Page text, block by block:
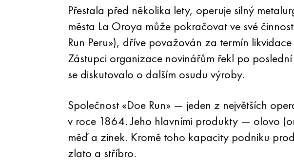
Přestala před několika lety, operuje silný
města La Oroya může pokračovat ve své
Run Peru»), dříve považován za termín
Zástupci organizace novinářům řekl po
se diskutovalo o dalším osudu výroby.
Společnost «Doe Run» — jeden z největších
v roce 1864. Jeho hlavními produkty — olovo
měď a zinek. Kromě toho kapacity podniku
zlato a stříbro.